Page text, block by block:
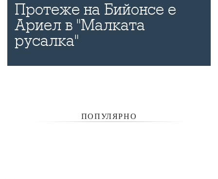
Протеже на Бийонсе е
Ариел в "Малката
русалка"
ПОПУЛЯРНО